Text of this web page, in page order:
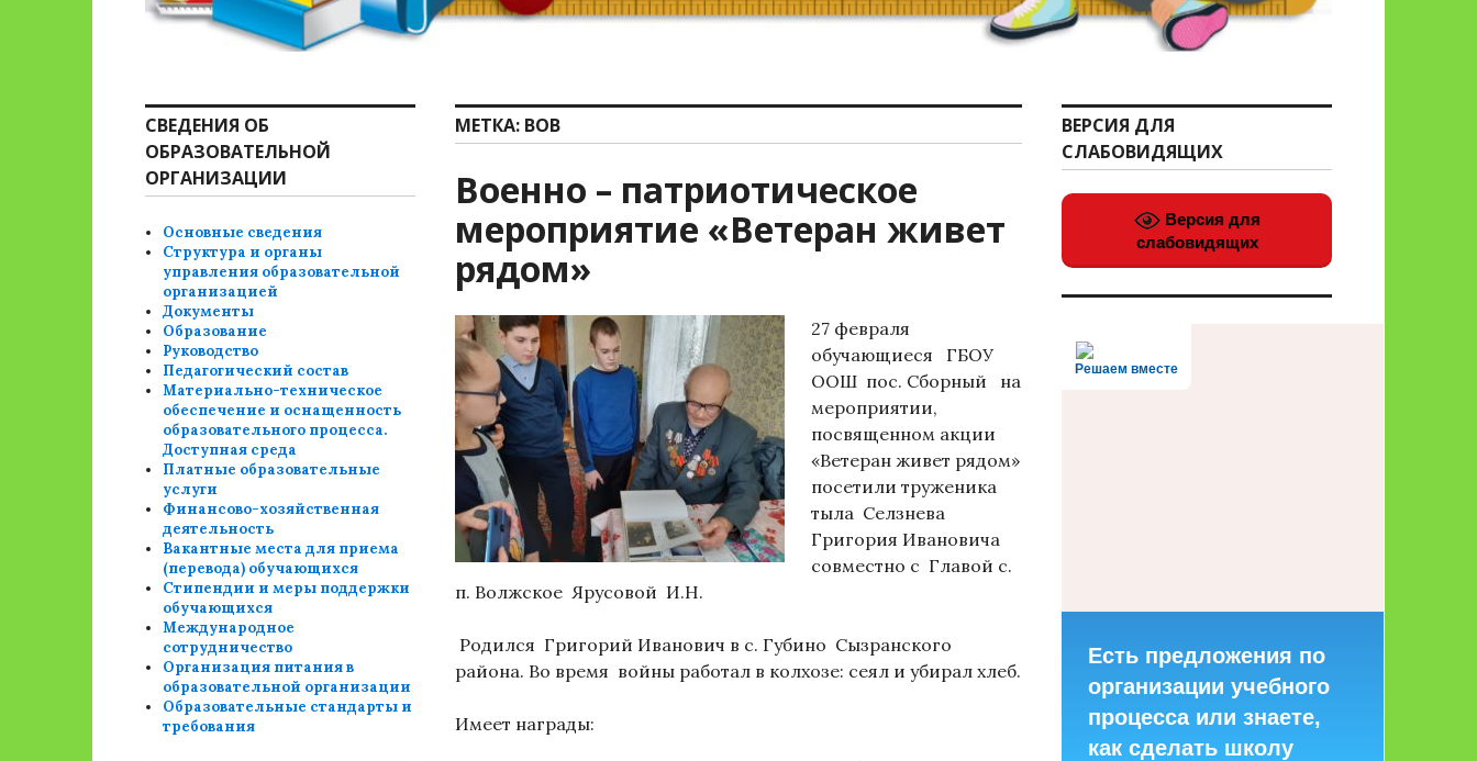
МЕТКА: ВОВ
Военно – патриотическое
мероприятие «Ветеран живет
рядом»
27 февраля
обучающиеся ГБОУ
ООШ пос. Сборный на
мероприятии,
посвященном акции
«Ветеран живет рядом»
посетили труженика
тыла Селзнева
Григория Ивановича
совместно с Главой с.
п. Волжское Ярусовой И.Н.
Родился Григорий Иванович в с. Губино Сызранского
района. Во время войны работал в колхозе: сеял и убирал хлеб.
Имеет награды:
СВЕДЕНИЯ ОБ
ОБРАЗОВАТЕЛЬНОЙ
ОРГАНИЗАЦИИ
Основные сведения
Структура и органы
управления образовательной
организацией
Документы
Образование
Руководство
Педагогический состав
Материально-техническое
обеспечение и оснащенность
образовательного процесса.
Доступная среда
Платные образовательные
услуги
Финансово-хозяйственная
деятельность
Вакантные места для приема
(перевода) обучающихся
Стипендии и меры поддержки
обучающихся
Международное
сотрудничество
Организация питания в
образовательной организации
Образовательные стандарты и
требования
ВЕРСИЯ ДЛЯ
СЛАБОВИДЯЩИХ
Версия для
слабовидящих
Решаем вместе
Есть предложения по
организации учебного
процесса или знаете,
как сделать школу